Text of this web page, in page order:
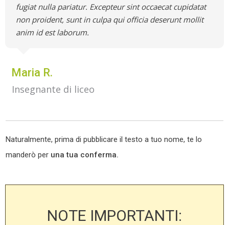
fugiat nulla pariatur. Excepteur sint occaecat cupidatat
non proident, sunt in culpa qui officia deserunt mollit
anim id est laborum.
Maria R.
Insegnante di liceo
Naturalmente, prima di pubblicare il testo a tuo nome, te lo
manderò per una tua conferma.
NOTE IMPORTANTI: